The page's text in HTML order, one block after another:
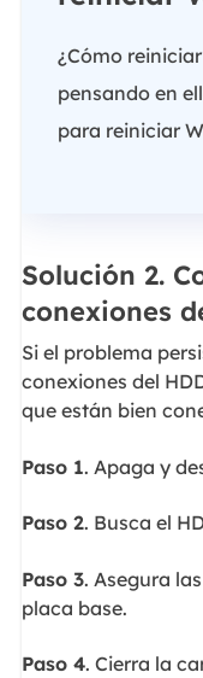
¿Cómo
pensando en
para reiniciar
Solución 2.
conexiones
Si el problema
conexiones del
que están bien
Paso 1. Apaga y
Paso 2. Busca el
Paso 3. Asegura
placa base.
Paso 4. Cierra la